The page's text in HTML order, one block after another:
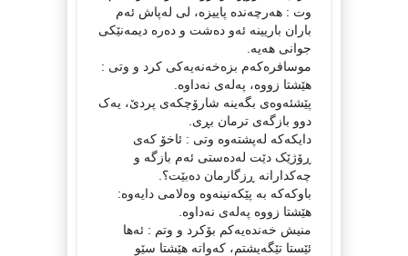
وت : هەرچەندە پاییزە، لی لەپاش ئەم
باران باریینە ئەو دەشت و دەرە دیمەنێکی
جوانی هەیە.
موسافرەکەم بزەخەنەیەکی کرد و وتی :
هێشتا زووە، پەلەی نەداوە.
پێشئەوەی بگەینە شارۆچکەی پردێ، یەک
دوو بازگەی ترمان بڕی.
دایکەکە لەپشتەوە وتی : ئاخۆ کەی
ڕۆژێک دێت لەدەستی ئەم بازگە و
چەکدارانە ڕزگارمان دەبێت؟.
باوکەکە بە پێکەنینەوە وەلامی دایەوە:
هێشتا زووە پەلەی نەداوە.
منیش خەندەیەکم بۆکرد و وتم : ئەها
ئێستا تێگەیشتم، کەواتە هێشتا سێو